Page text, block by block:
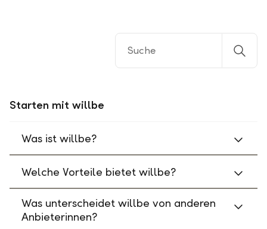
Starten mit willbe
Was ist willbe?
Welche Vorteile bietet willbe?
Was unterscheidet willbe von anderen
Anbieterinnen?